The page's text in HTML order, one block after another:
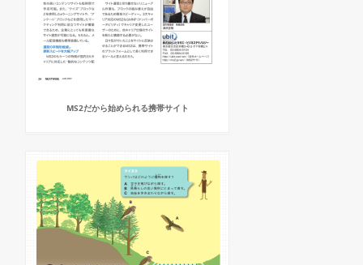
MS2だから始められる携帯サイト